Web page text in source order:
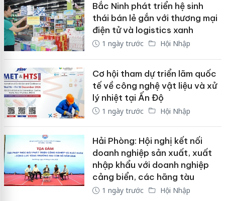
Bắc Ninh phát triển hệ sinh
thái bán lẻ gắn với thương mại
điện tử và logistics xanh
1 ngày trước Hội Nhập
Cơ hội tham dự triển lãm quốc
tế về công nghệ vật liệu và xử
lý nhiệt tại Ấn Độ
1 ngày trước Hội Nhập
Hải Phòng: Hội nghị kết nối
doanh nghiệp sản xuất, xuất
nhập khẩu với doanh nghiệp
cảng biển, các hãng tàu
1 ngày trước Hội Nhập